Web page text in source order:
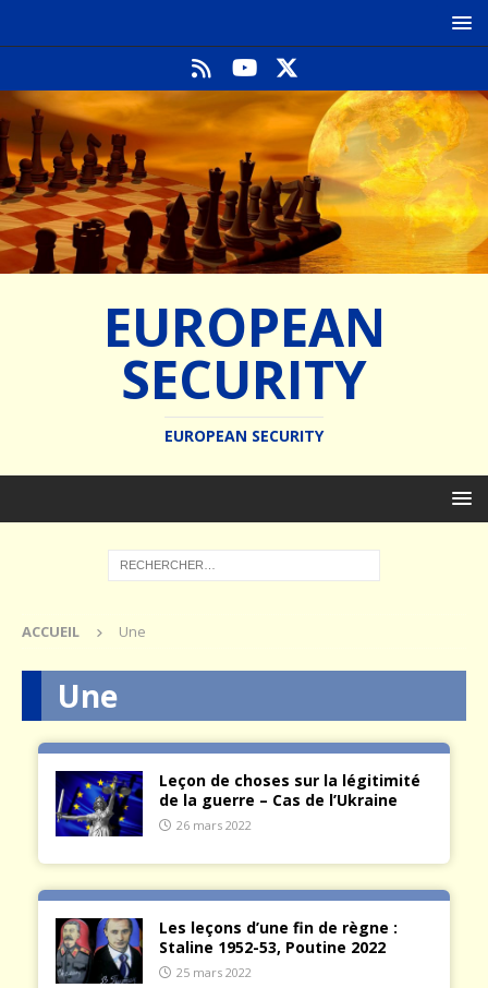
EUROPEAN
SECURITY
EUROPEAN SECURITY
ACCUEIL Une
Une
Leçon de choses sur la légitimité
de la guerre – Cas de l’Ukraine
26 mars 2022
Les leçons d’une fin de règne :
Staline 1952-53, Poutine 2022
25 mars 2022